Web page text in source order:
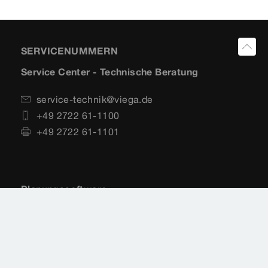
SERVICENUMMERN
Service Center - Technische Beratung
service-technik@viega.de
+49 2722 61-1100
+49 2722 61-1101
Planungssoftware